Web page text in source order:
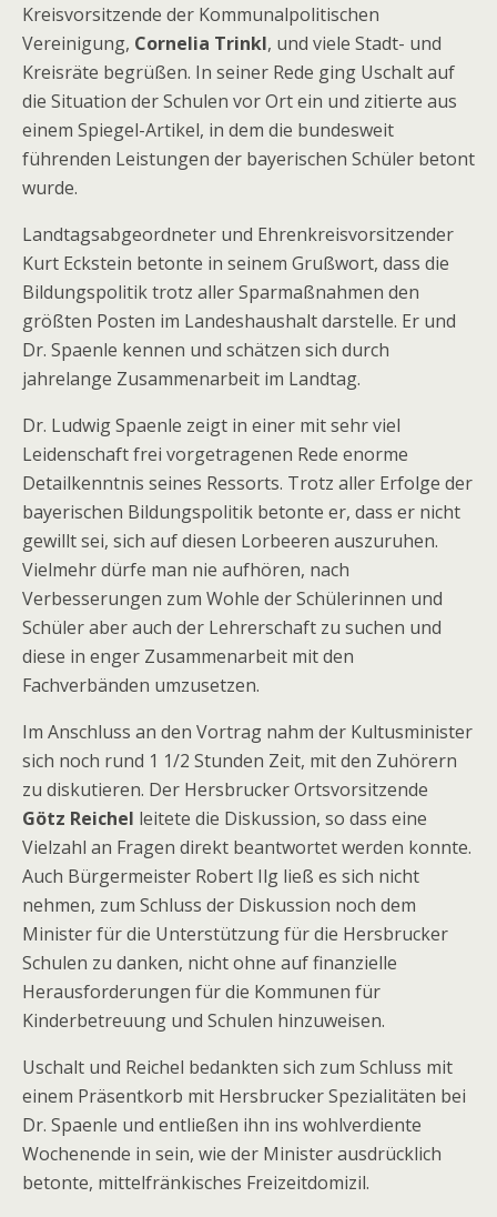
Kreisvorsitzende der Kommunalpolitischen
Vereinigung, Cornelia Trinkl, und viele Stadt- und
Kreisräte begrüßen. In seiner Rede ging Uschalt auf
die Situation der Schulen vor Ort ein und zitierte aus
einem Spiegel-Artikel, in dem die bundesweit
führenden Leistungen der bayerischen Schüler betont
wurde.
Landtagsabgeordneter und Ehrenkreisvorsitzender
Kurt Eckstein betonte in seinem Grußwort, dass die
Bildungspolitik trotz aller Sparmaßnahmen den
größten Posten im Landeshaushalt darstelle. Er und
Dr. Spaenle kennen und schätzen sich durch
jahrelange Zusammenarbeit im Landtag.
Dr. Ludwig Spaenle zeigt in einer mit sehr viel
Leidenschaft frei vorgetragenen Rede enorme
Detailkenntnis seines Ressorts. Trotz aller Erfolge der
bayerischen Bildungspolitik betonte er, dass er nicht
gewillt sei, sich auf diesen Lorbeeren auszuruhen.
Vielmehr dürfe man nie aufhören, nach
Verbesserungen zum Wohle der Schülerinnen und
Schüler aber auch der Lehrerschaft zu suchen und
diese in enger Zusammenarbeit mit den
Fachverbänden umzusetzen.
Im Anschluss an den Vortrag nahm der Kultusminister
sich noch rund 1 1/2 Stunden Zeit, mit den Zuhörern
zu diskutieren. Der Hersbrucker Ortsvorsitzende
Götz Reichel leitete die Diskussion, so dass eine
Vielzahl an Fragen direkt beantwortet werden konnte.
Auch Bürgermeister Robert Ilg ließ es sich nicht
nehmen, zum Schluss der Diskussion noch dem
Minister für die Unterstützung für die Hersbrucker
Schulen zu danken, nicht ohne auf finanzielle
Herausforderungen für die Kommunen für
Kinderbetreuung und Schulen hinzuweisen.
Uschalt und Reichel bedankten sich zum Schluss mit
einem Präsentkorb mit Hersbrucker Spezialitäten bei
Dr. Spaenle und entließen ihn ins wohlverdiente
Wochenende in sein, wie der Minister ausdrücklich
betonte, mittelfränkisches Freizeitdomizil.